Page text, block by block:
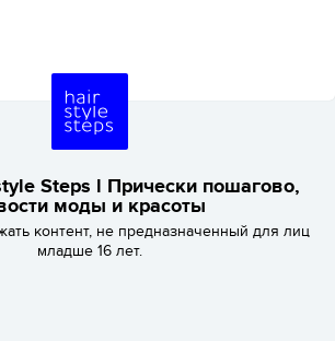
Steps l Прически пошагово,
моды и красоты
контент, не предназначенный для лиц
младше 16 лет.